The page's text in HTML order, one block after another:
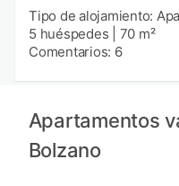
Tipo de alojamiento:
5 huéspedes
70 m²
Comentarios: 6
Apartamentos
Bolzano